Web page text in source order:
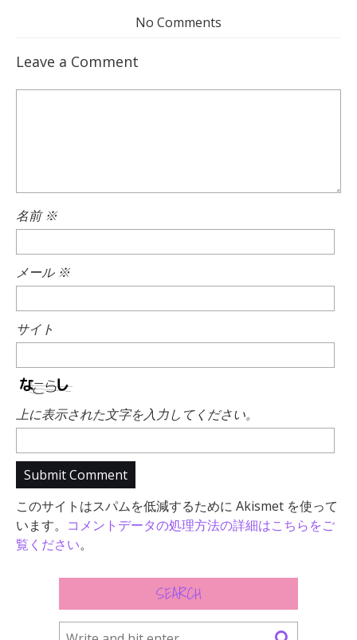
No Comments
Leave a Comment
名前※
メール ※
サイト
上に表示された文字を入力してください。
このサイトはスパムを低減するために Akismet を使って
います。 コメントデータの処理方法の詳細はこちらをご
覧ください。
SEARCH